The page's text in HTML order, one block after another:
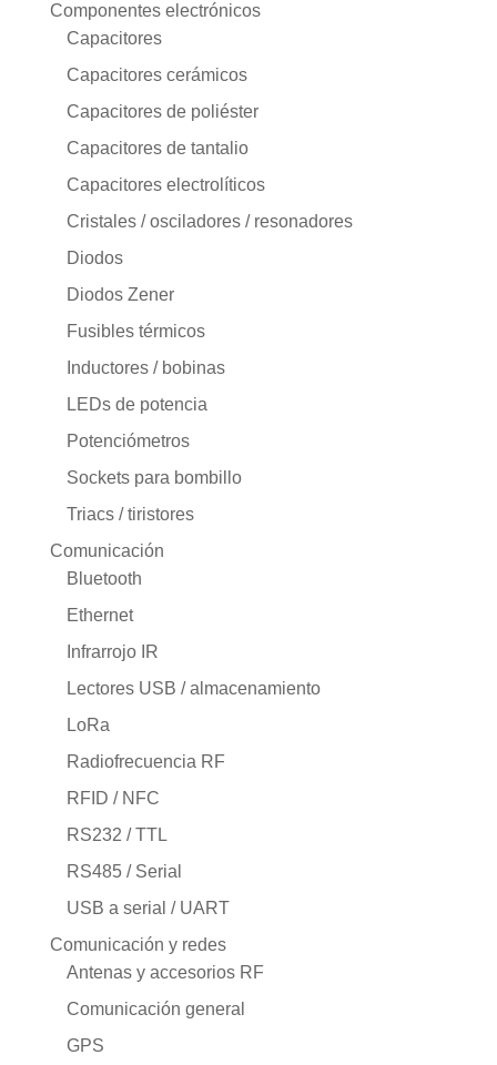
Componentes electrónicos
Capacitores
Capacitores cerámicos
Capacitores de poliéster
Capacitores de tantalio
Capacitores electrolíticos
Cristales / osciladores / resonadores
Diodos
Diodos Zener
Fusibles térmicos
Inductores / bobinas
LEDs de potencia
Potenciómetros
Sockets para bombillo
Triacs / tiristores
Comunicación
Bluetooth
Ethernet
Infrarrojo IR
Lectores USB / almacenamiento
LoRa
Radiofrecuencia RF
RFID / NFC
RS232 / TTL
RS485 / Serial
USB a serial / UART
Comunicación y redes
Antenas y accesorios RF
Comunicación general
GPS